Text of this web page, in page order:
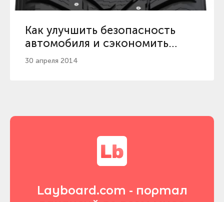
Как улучшить безопасность
автомобиля и сэкономить
деньги?
30 апреля 2014
Layboard.com - портал